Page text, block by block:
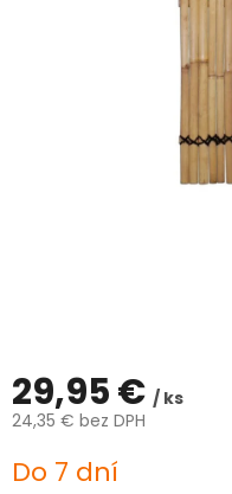
29,95 € / ks
24,35 € bez DPH
cena:
Do 7 dní